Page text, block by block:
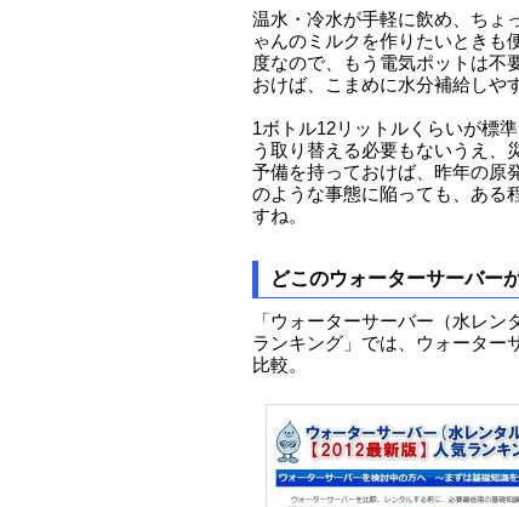
温水・冷水が手軽に飲め、ちょ
ゃんのミルクを作りたいときも
度なので、もう電気ポットは不
おけば、こまめに水分補給しや
1ボトル12リットルくらいが標
う取り替える必要もないうえ、
予備を持っておけば、昨年の原
のような事態に陥っても、ある
すね。
どこのウォーターサーバー
「ウォーターサーバー（水レ
ランキング」では、ウォーター
比較。